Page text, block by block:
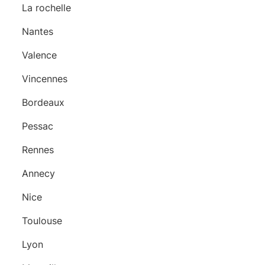
La rochelle
Nantes
Valence
Vincennes
Bordeaux
Pessac
Rennes
Annecy
Nice
Toulouse
Lyon